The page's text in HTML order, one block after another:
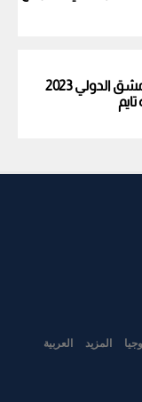
نتائج يانصيب معرض دمشق الدولي 2023
المزيد
العربية